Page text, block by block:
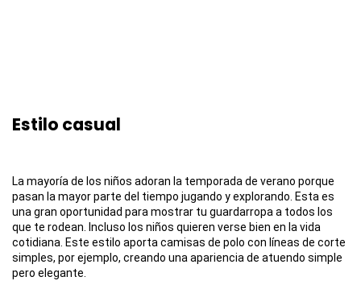
Estilo casual
La mayoría de los niños adoran la temporada de verano porque
pasan la mayor parte del tiempo jugando y explorando. Esta es
una gran oportunidad para mostrar tu guardarropa a todos los
que te rodean. Incluso los niños quieren verse bien en la vida
cotidiana. Este estilo aporta camisas de polo con líneas de corte
simples, por ejemplo, creando una apariencia de atuendo simple
pero elegante.